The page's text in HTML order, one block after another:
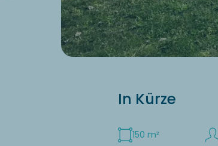
In Kürze
150 m²